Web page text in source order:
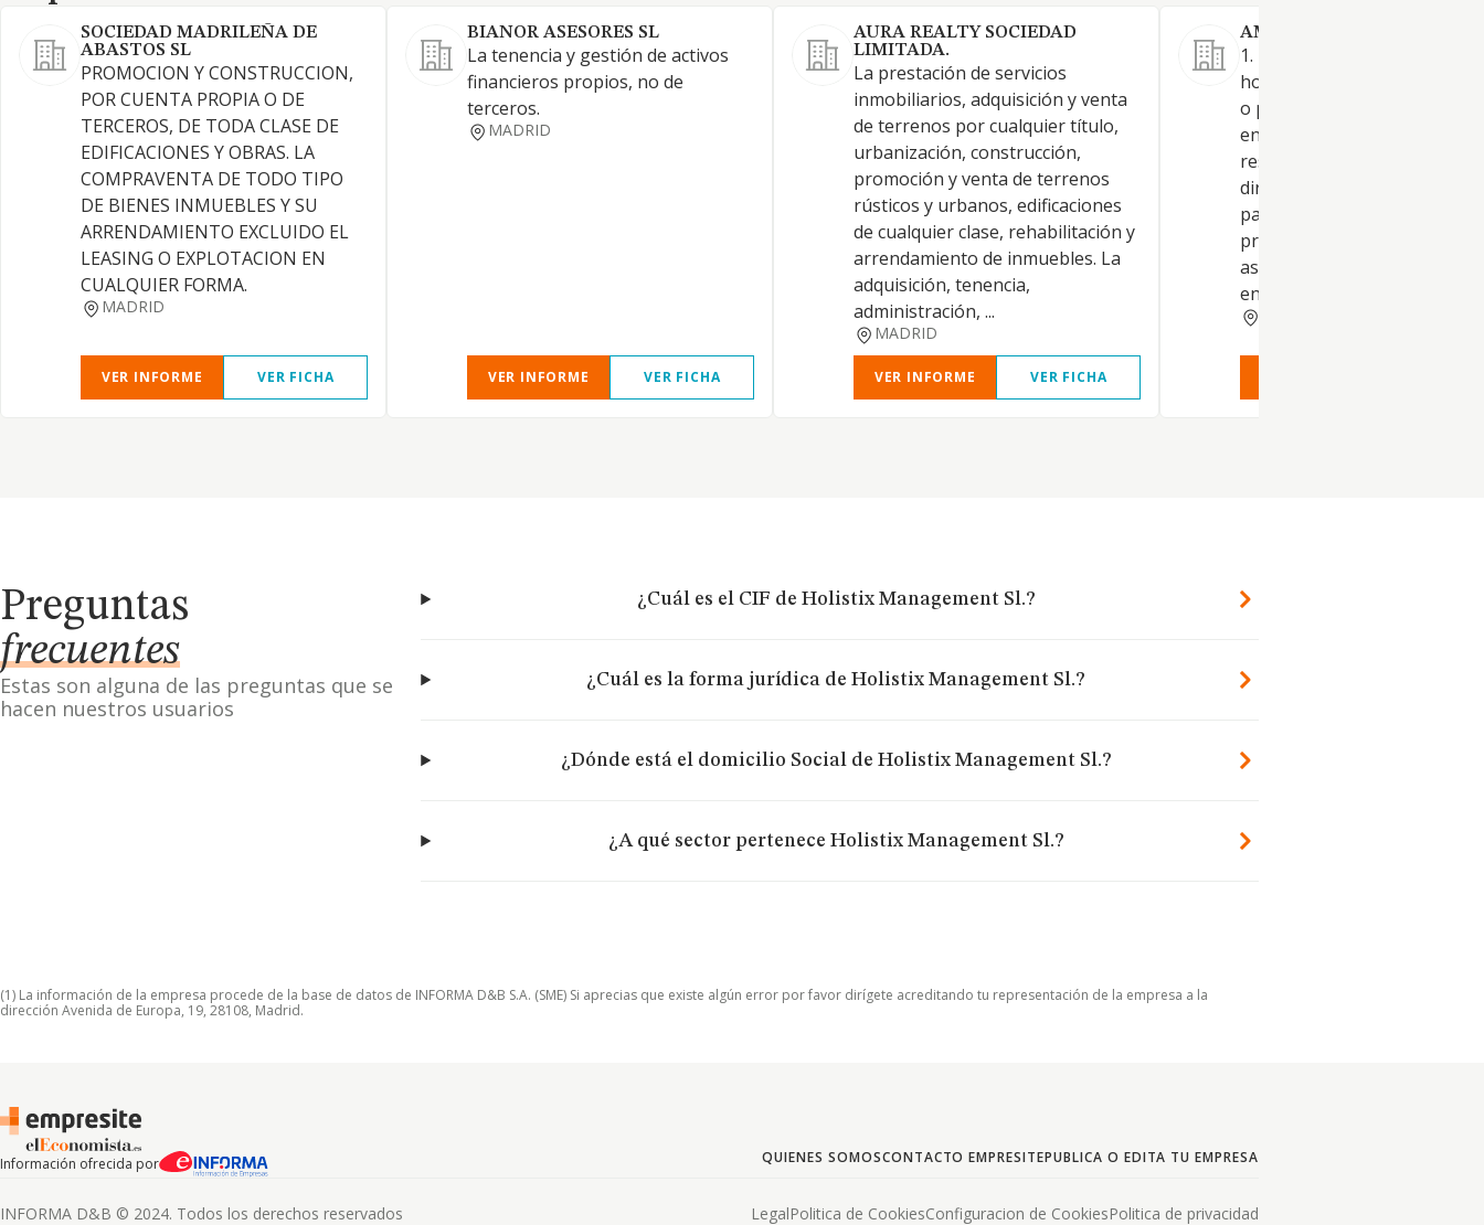
SOCIEDAD MADRILEÑA DE
ABASTOS SL
PROMOCION Y CONSTRUCCION,
POR CUENTA PROPIA O DE
TERCEROS, DE TODA CLASE DE
EDIFICACIONES Y OBRAS. LA
COMPRAVENTA DE TODO TIPO
DE BIENES INMUEBLES Y SU
ARRENDAMIENTO EXCLUIDO EL
LEASING O EXPLOTACION EN
CUALQUIER FORMA.
MADRID
VER INFORME VER FICHA
BIANOR ASESORES SL
La tenencia y gestión de activos
financieros propios, no de
terceros.
MADRID
VER INFORME VER FICHA
AURA REALTY SOCIEDAD
LIMITADA.
La prestación de servicios
inmobiliarios, adquisición y venta
de terrenos por cualquier título,
urbanización, construcción,
promoción y venta de terrenos
rústicos y urbanos, edificaciones
de cualquier clase, rehabilitación y
arrendamiento de inmuebles. La
adquisición, tenencia,
administración, ...
MADRID
VER INFORME VER FICHA
AMBAR OCEAN SL.
1. La actuación como
holding mediante la
o participación en el capital
entidades residentes y no
residentes en territorio
dirigiendo y gestionando
participaciones así como la
prestación de servicios de
asesoramiento y apoyo a las
entidades participadas...
Preguntas
frecuentes
Estas son alguna de las preguntas que se
hacen nuestros usuarios
¿Cuál es el CIF de Holistix Management Sl.?
¿Cuál es la forma jurídica de Holistix Management Sl.?
¿Dónde está el domicilio Social de Holistix Management Sl.?
¿A qué sector pertenece Holistix Management Sl.?
(1) La información de la empresa procede de la base de datos de INFORMA D&B S.A. (SME) Si aprecias que existe algún error por favor dirígete acreditando tu representación de la empresa a la
dirección Avenida de Europa, 19, 28108, Madrid.
Información ofrecida por QUIENES SOMOSCONTACTO EMPRESITEPUBLICA O EDITA TU EMPRESA
INFORMA D&B © 2024. Todos los derechos reservados LegalPolitica de CookiesConfiguracion de CookiesPolitica de privacidad